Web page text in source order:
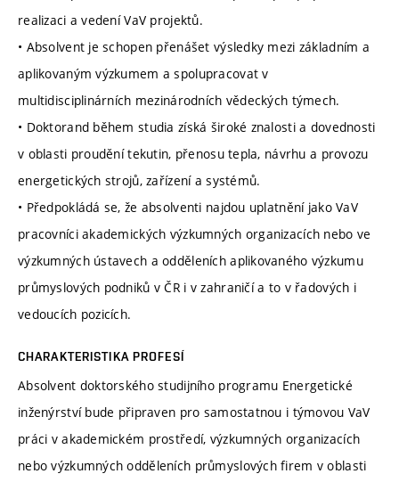
realizaci a vedení VaV projektů.
• Absolvent je schopen přenášet výsledky mezi základním a
aplikovaným výzkumem a spolupracovat v
multidisciplinárních mezinárodních vědeckých týmech.
• Doktorand během studia získá široké znalosti a dovednosti
v oblasti proudění tekutin, přenosu tepla, návrhu a provozu
energetických strojů, zařízení a systémů.
• Předpokládá se, že absolventi najdou uplatnění jako VaV
pracovníci akademických výzkumných organizacích nebo ve
výzkumných ústavech a odděleních aplikovaného výzkumu
průmyslových podniků v ČR i v zahraničí a to v řadových i
vedoucích pozicích.
CHARAKTERISTIKA PROFESÍ
Absolvent doktorského studijního programu Energetické
inženýrství bude připraven pro samostatnou i týmovou VaV
práci v akademickém prostředí, výzkumných organizacích
nebo výzkumných odděleních průmyslových firem v oblasti